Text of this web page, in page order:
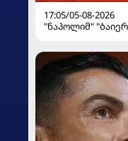
17:05/05-08-2026
"ნაპოლიმ"